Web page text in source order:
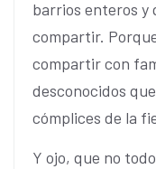
barrios enteros y
compartir.
compartir con
desconocidos
cómplices de la
Y ojo, que no